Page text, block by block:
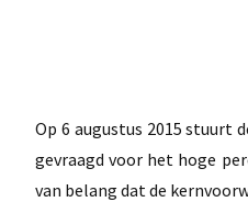
Op 6 augustus 2015 stuurt
gevraagd voor het hoge
van belang dat de